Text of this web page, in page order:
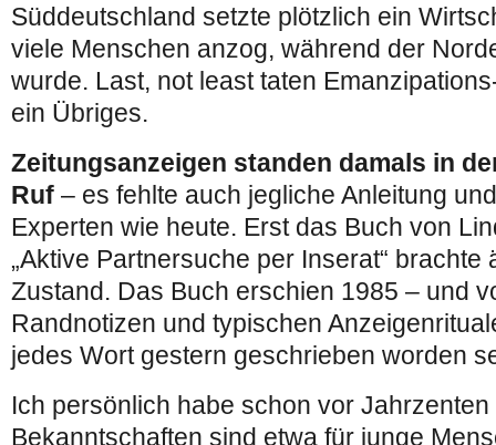
Süddeutschland setzte plötzlich ein
viele Menschen anzog, während der
wurde. Last, not least taten
ein Übriges.
Zeitungsanzeigen standen damals in
Ruf – es fehlte auch jegliche Anleitung
Experten wie heute. Erst das Buch von
„Aktive Partnersuche per Inserat“ brachte
Zustand. Das Buch erschien 1985 – und
Randnotizen und typischen
jedes Wort gestern geschrieben worden
Ich persönlich habe schon vor
Bekanntschaften sind etwa für junge